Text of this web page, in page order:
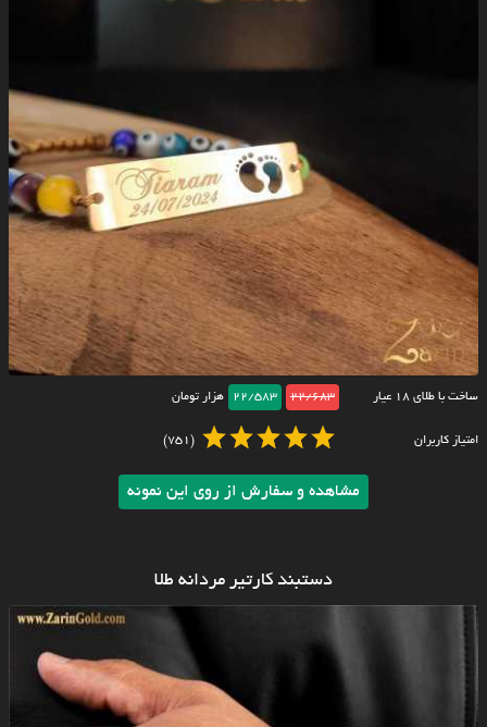
ساخت با طلای ۱۸ عیار 22/683
22/583 هزار تومان
امتیاز کاربران (751)
مشاهده و سفارش از روی این نمونه
دستبند کارتیر مردانه طلا